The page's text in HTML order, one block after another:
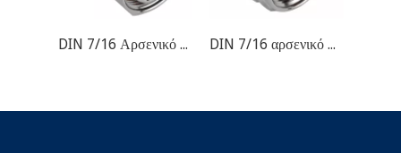
DIN 7/16 Αρσενικό σε αρσενικό προσαρμογέα DIN 7/16 αρσενικό σε n θηλυκό υποδοχή RF